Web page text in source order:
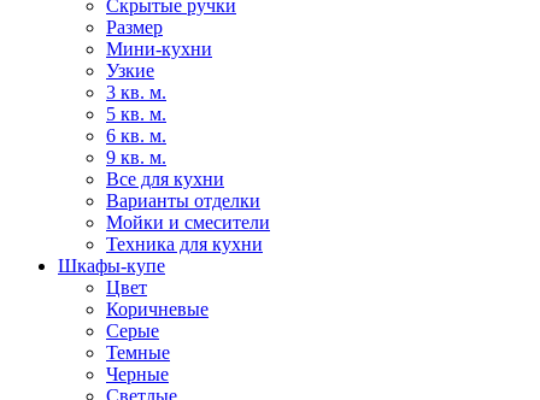
Скрытые ручки
Размер
Мини-кухни
Узкие
3 кв. м.
5 кв. м.
6 кв. м.
9 кв. м.
Все для кухни
Варианты отделки
Мойки и смесители
Техника для кухни
Шкафы-купе
Цвет
Коричневые
Серые
Темные
Черные
Светлые